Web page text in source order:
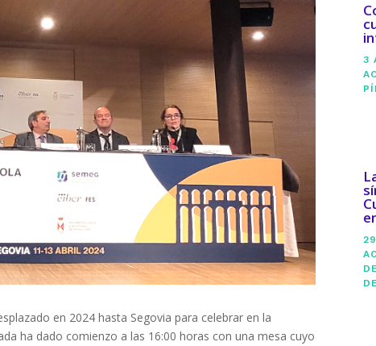
en 2024 hasta Segovia para celebrar en la
ha dado comienzo a las 16:00 horas con una mesa cuyo
3